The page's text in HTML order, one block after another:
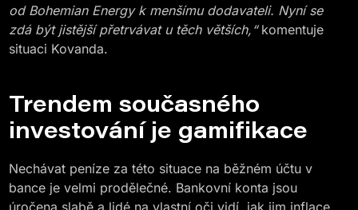
od Bohemian Energy k menšímu dodavateli. Nyní se
zdá být jistější přetrvávat u těch větších,“komentuje
situaci Kovanda.
Trendem současného
investování je gamifikace
Nechávat peníze za této situace na běžném účtu v
bance je velmi prodělečné. Bankovní konta jsou
úročena slabě a lidé na vlastní oči vidí, jak jim inflace